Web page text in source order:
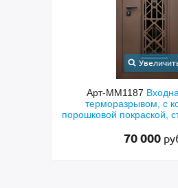
Входная дверь с
терморазрывом, с коричневой
покраской, стеклопакетом и